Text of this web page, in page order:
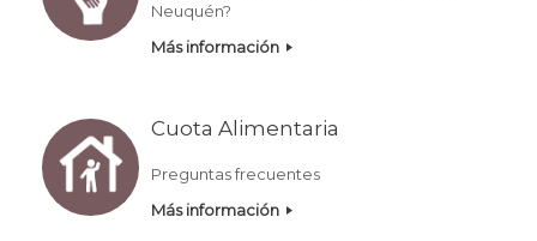
Neuquén?
Más información
Cuota Alimentaria
Preguntas frecuentes
Más información